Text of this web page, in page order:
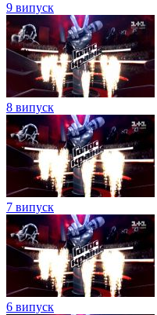
9 випуск
8 випуск
7 випуск
6 випуск